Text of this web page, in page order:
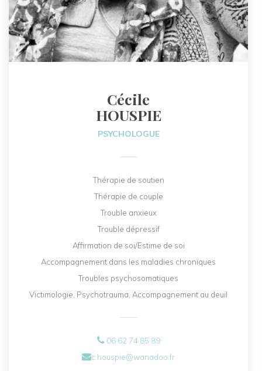
Cécile
HOUSPIE
PSYCHOLOGUE
Thérapie de soutien
Thérapie de couple
Trouble anxieux
Trouble dépressif
Affirmation de soi/Estime de soi
Accompagnement dans les maladies chroniques
Troubles psychosomatiques
Victimologie, Psychotrauma, Accompagnement au deuil
06 62 74 85 89
c.houspie@wanadoo.fr